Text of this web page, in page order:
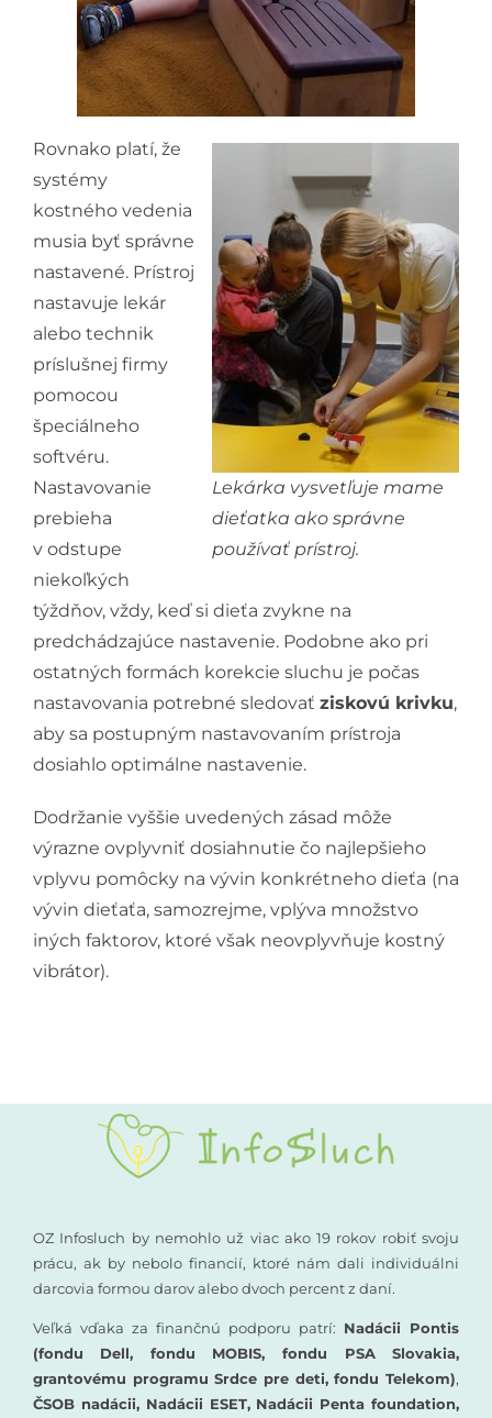
Lekárka vysvetľuje mame
dieťatka ako správne
používať prístroj.
Rovnako platí, že
systémy
kostného vedenia
musia byť správne
nastavené. Prístroj
nastavuje lekár
alebo technik
príslušnej firmy
pomocou
špeciálneho
softvéru.
Nastavovanie
prebieha
v odstupe
niekoľkých
týždňov, vždy, keď si dieťa zvykne na
predchádzajúce nastavenie. Podobne ako pri
ostatných formách korekcie sluchu je počas
nastavovania potrebné sledovať ziskovú krivku,
aby sa postupným nastavovaním prístroja
dosiahlo optimálne nastavenie.
Dodržanie vyššie uvedených zásad môže
výrazne ovplyvniť dosiahnutie čo najlepšieho
vplyvu pomôcky na vývin konkrétneho dieťa (na
vývin dieťaťa, samozrejme, vplýva množstvo
iných faktorov, ktoré však neovplyvňuje kostný
vibrátor).
OZ Infosluch by nemohlo už viac ako 19 rokov robiť svoju
prácu, ak by nebolo financií, ktoré nám dali individuálni
darcovia formou darov alebo dvoch percent z daní.
Veľká vďaka za finančnú podporu patrí: Nadácii Pontis
(fondu Dell, fondu MOBIS, fondu PSA Slovakia,
grantovému programu Srdce pre deti, fondu Telekom),
ČSOB nadácii, Nadácii ESET, Nadácii Penta foundation,